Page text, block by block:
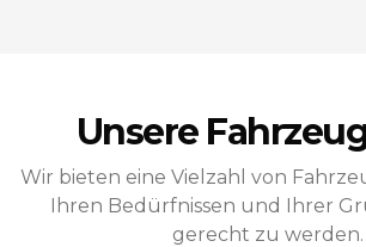
Unsere
Wir bieten eine Vielzahl von
Ihren Bedürfnissen und Ihrer
gerecht zu werden.